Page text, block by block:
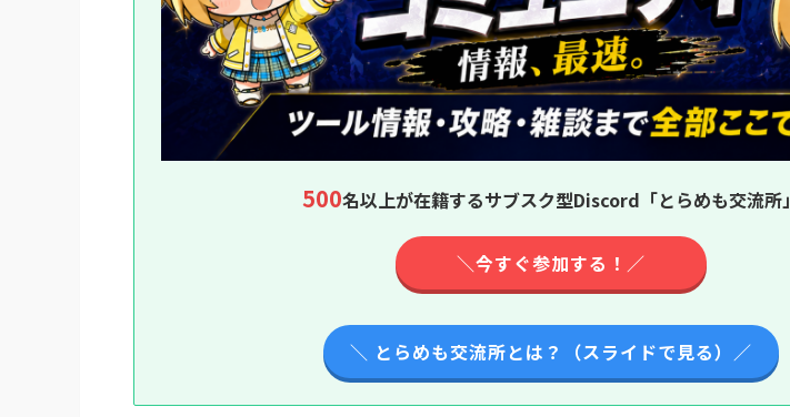
500名以上が在籍するサブスク型Discord「とらめも交流所」
＼今すぐ参加する！／
＼ とらめも交流所とは？（スライドで見る）／